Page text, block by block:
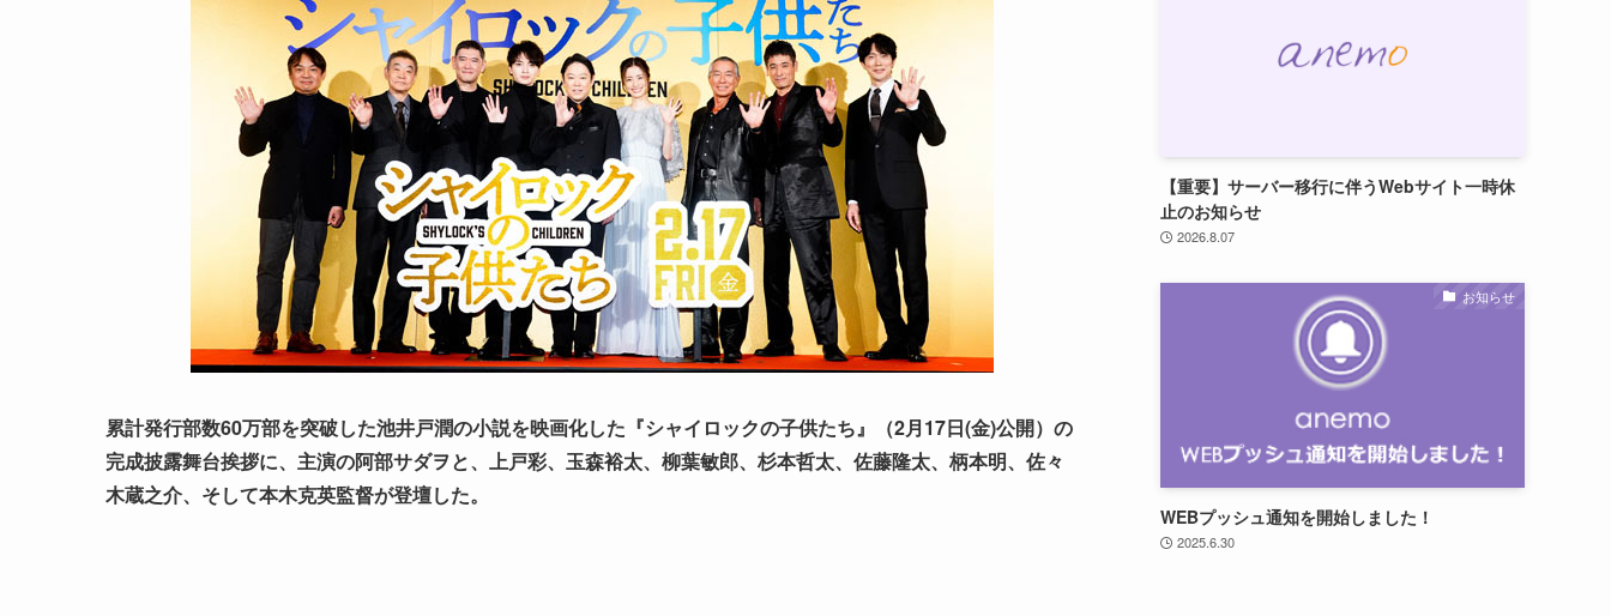
累計発行部数60万部を突破した池井戸潤の小説を映画化した『シャイロックの子供たち』（2月17日(金)公開）の
完成披露舞台挨拶に、主演の阿部サダヲと、上戸彩、玉森裕太、柳葉敏郎、杉本哲太、佐藤隆太、柄本明、佐々
木蔵之介、そして本木克英監督が登壇した。
【重要】サーバー移行に伴うWebサイト一時休
止のお知らせ
2026.8.07
お知らせ
WEBプッシュ通知を開始しました！
2025.6.30